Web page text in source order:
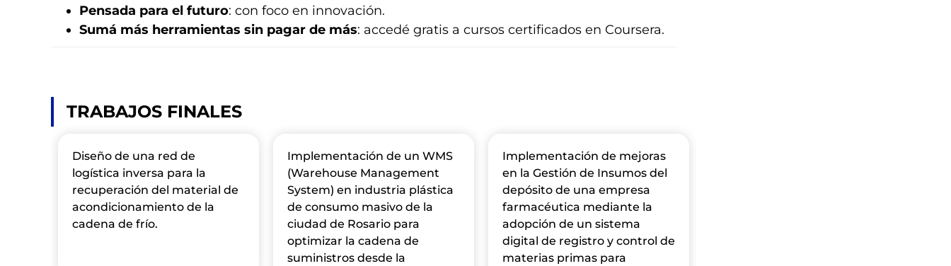
Pensada para el futuro: con foco en innovación.
Sumá más herramientas sin pagar de más: accedé gratis a cursos certificados en Coursera.
TRABAJOS FINALES
Diseño de una red de
logística inversa para la
recuperación del material de
acondicionamiento de la
cadena de frío.
Implementación de un WMS
(Warehouse Management
System) en industria plástica
de consumo masivo de la
ciudad de Rosario para
optimizar la cadena de
suministros desde la
Implementación de mejoras
en la Gestión de Insumos del
depósito de una empresa
farmacéutica mediante la
adopción de un sistema
digital de registro y control de
materias primas para